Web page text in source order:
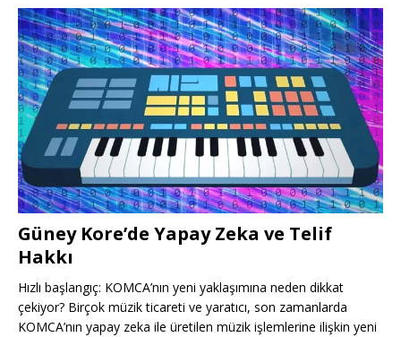
Güney Kore’de Yapay Zeka ve Telif
Hakkı
Hızlı başlangıç: KOMCA’nın yeni yaklaşımına neden dikkat
çekiyor? Birçok müzik ticareti ve yaratıcı, son zamanlarda
KOMCA’nın yapay zeka ile üretilen müzik işlemlerine ilişkin yeni